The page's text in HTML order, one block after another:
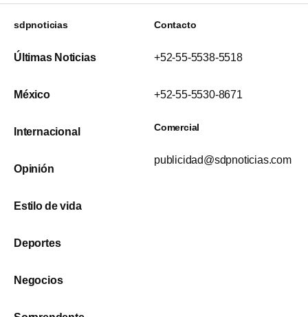
sdpnoticias
Últimas Noticias
México
Internacional
Opinión
Estilo de vida
Deportes
Negocios
Contacto
+52-55-5538-5518
+52-55-5530-8671
Comercial
publicidad@sdpnoticias.com